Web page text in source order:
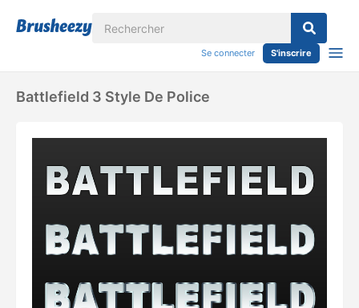
Se connecter S'inscrire
Battlefield 3 Style De Police